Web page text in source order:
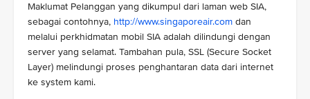
Maklumat Pelanggan yang dikumpul dari laman web SIA,
sebagai contohnya, http://www.singaporeair.com dan
melalui perkhidmatan mobil SIA adalah dilindungi dengan
server yang selamat. Tambahan pula, SSL (Secure Socket
Layer) melindungi proses penghantaran data dari internet
ke system kami.